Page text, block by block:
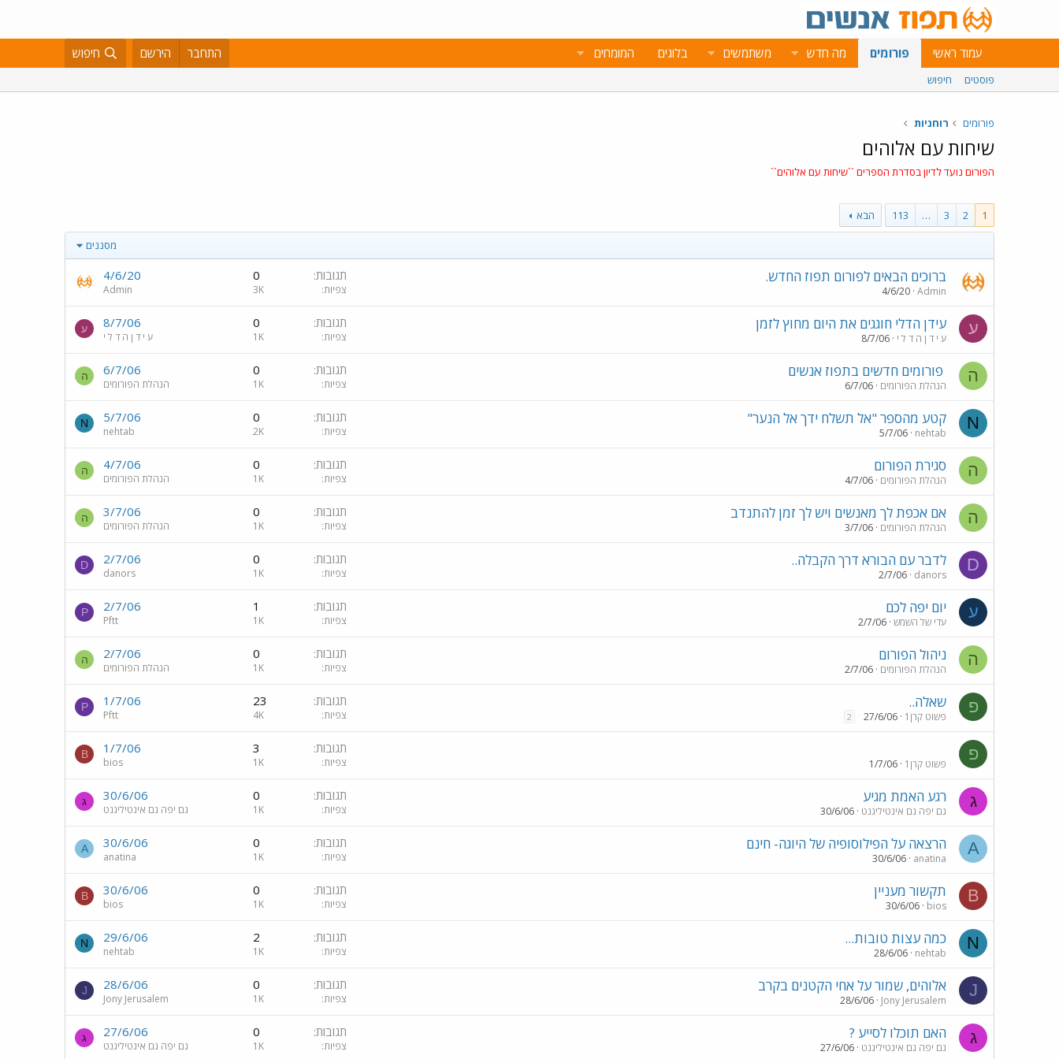
עמוד ראשי פורומים מה חדש משתמשים בלוגים המומחים התחבר הירשם חיפוש
פוסטים חיפוש
פורומים רוחניות
שיחות עם אלוהים
הפורום נועד לדיון בסדרת הספרים ``שיחות עם אלוהים``
1
2
3
…
113 הבא
מסננים
ברוכים הבאים לפורום תפוז החדש.
Admin
4/6/20
תגובות 0
צפיות 3K
4/6/20
Admin
ע עידן הדלי חוגגים את היום מחוץ לזמן
ע י ד ן ה ד ל י 8/7/06
תגובות 0
צפיות 1K
8/7/06
ע י ד ן ה ד ל י
ע
ה פורומים חדשים בתפוז אנשים
הנהלת הפורומים 6/7/06
תגובות 0
צפיות 1K
6/7/06
הנהלת הפורומים
ה
N קטע מהספר "אל תשלח ידך אל הנער"
nehtab
5/7/06
תגובות 0
צפיות 2K
5/7/06
nehtab
N
ה סגירת הפורום
הנהלת הפורומים 4/7/06
תגובות 0
צפיות 1K
4/7/06
הנהלת הפורומים
ה
ה אם אכפת לך מאנשים ויש לך זמן להתנדב
הנהלת הפורומים 3/7/06
תגובות 0
צפיות 1K
3/7/06
הנהלת הפורומים
ה
D לדבר עם הבורא דרך הקבלה..
danors
2/7/06
תגובות 0
צפיות 1K
2/7/06
danors
D
ע יום יפה לכם
עדי של השמש 2/7/06
תגובות 1
צפיות 1K
2/7/06
Pftt
P
ה ניהול הפורום
הנהלת הפורומים 2/7/06
תגובות 0
צפיות 1K
2/7/06
הנהלת הפורומים
ה
פ שאלה..
פשוט קרן1 27/6/06
2
תגובות 23
צפיות 4K
1/7/06
Pftt
P
פ
פשוט קרן1 1/7/06
תגובות 3
צפיות 1K
1/7/06
bios
B
ג רגע האמת מגיע
גם יפה גם אינטיליגנט 30/6/06
תגובות 0
צפיות 1K
30/6/06
גם יפה גם אינטיליגנט
ג
A הרצאה על הפילוסופיה של היוגה- חינם
anatina
30/6/06
תגובות 0
צפיות 1K
30/6/06
anatina
A
B תקשור מעניין
bios
30/6/06
תגובות 0
צפיות 1K
30/6/06
bios
B
N כמה עצות טובות...
nehtab
28/6/06
תגובות 2
צפיות 1K
29/6/06
nehtab
N
J אלוהים, שמור על אחי הקטנים בקרב
Jony Jerusalem
28/6/06
תגובות 0
צפיות 1K
28/6/06
Jony Jerusalem
J
ג האם תוכלו לסייע ?
גם יפה גם אינטיליגנט 27/6/06
תגובות 0
צפיות 1K
27/6/06
גם יפה גם אינטיליגנט
ג